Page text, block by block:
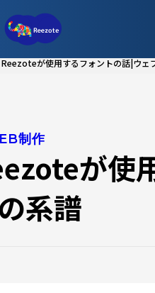
Reezoteが使用するフォントの話|ウェ
制作
が使
系譜